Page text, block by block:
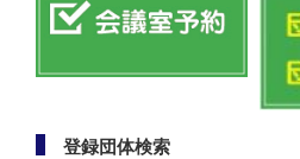
登録団体検索